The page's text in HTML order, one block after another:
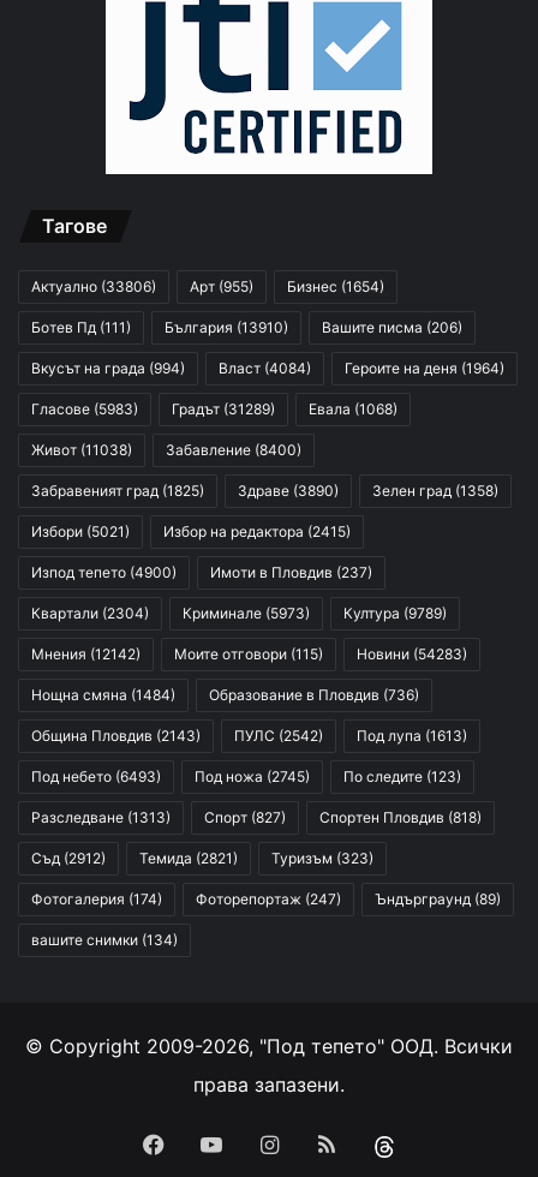
Тагове
Актуално (33806) Арт (955) Бизнес (1654)
Ботев Пд (111) България (13910) Вашите писма (206)
Вкусът на града (994) Власт (4084) Героите на деня (1964)
Гласове (5983) Градът (31289) Евала (1068)
Живот (11038) Забавление (8400)
Забравеният град (1825) Здраве (3890) Зелен град (1358)
Избори (5021) Избор на редактора (2415)
Изпод тепето (4900) Имоти в Пловдив (237)
Квартали (2304) Криминале (5973) Култура (9789)
Мнения (12142) Моите отговори (115) Новини (54283)
Нощна смяна (1484) Образование в Пловдив (736)
Община Пловдив (2143) ПУЛС (2542) Под лупа (1613)
Под небето (6493) Под ножа (2745) По следите (123)
Разследване (1313) Спорт (827) Спортен Пловдив (818)
Съд (2912) Темида (2821) Туризъм (323)
Фотогалерия (174) Фоторепортаж (247) Ъндърграунд (89)
вашите снимки (134)
© Copyright 2009-2026, "Под тепето" ООД. Всички
права запазени.
FacebookYouTubeInstagram
RSS